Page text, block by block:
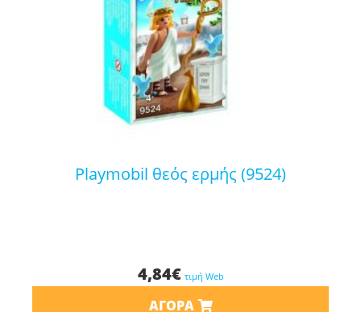
playmobil θεός ερμής (9524)
4,84€ τιμή Web
ΑΓΟΡΆ